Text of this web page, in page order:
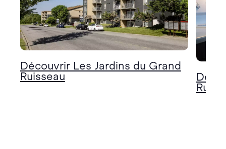
Découvrir Les Jardins du Grand
Ruisseau